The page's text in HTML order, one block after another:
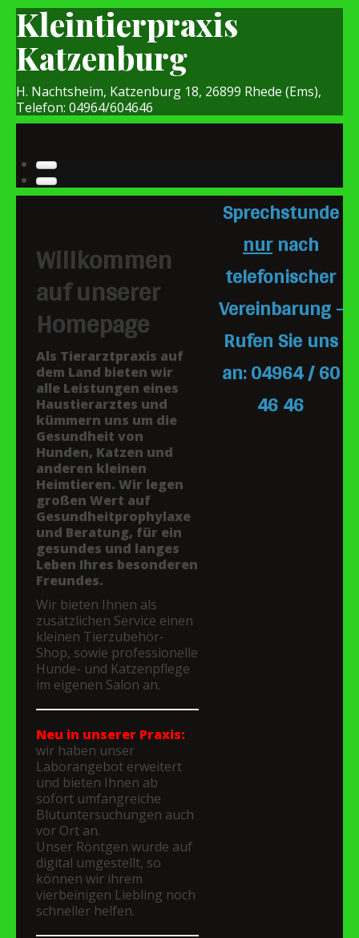
Kleintierpraxis
Katzenburg
H. Nachtsheim, Katzenburg 18, 26899 Rhede (Ems),
Telefon: 04964/604646
Willkommen
auf unserer
Homepage
Als Tierarztpraxis auf
dem Land bieten wir
alle Leistungen eines
Haustierarztes und
kümmern uns um die
Gesundheit von
Hunden, Katzen und
anderen kleinen
Heimtieren. Wir legen
großen Wert auf
Gesundheitprophylaxe
und Beratung, für ein
gesundes und langes
Leben Ihres besonderen
Freundes.
Wir bieten Ihnen als
zusätzlichen Service einen
kleinen Tierzubehör-
Shop, sowie professionelle
Hunde- und Katzenpflege
im eigenen Salon an.
Neu in unserer Praxis:
wir haben unser
Laborangebot erweitert
und bieten Ihnen ab
sofort umfangreiche
Blutuntersuchungen auch
vor Ort an.
Unser Röntgen wurde auf
digital umgestellt, so
können wir ihrem
vierbeinigen Liebling noch
schneller helfen.
Sprechstunde
nurnach
telefonischer
Vereinbarung -
Rufen Sie uns
an: 04964 / 60
46 46